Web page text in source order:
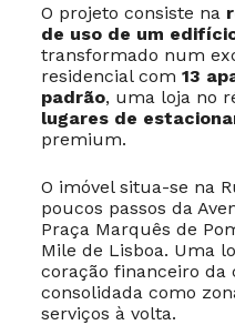
O projeto consiste na
de uso de um
transformado num
residencial com 13
padrão, uma loja no
lugares de
premium.
O imóvel situa-se na
poucos passos da
Praça Marquês de
Mile de Lisboa. Uma
coração financeiro da
consolidada como
serviços à volta.